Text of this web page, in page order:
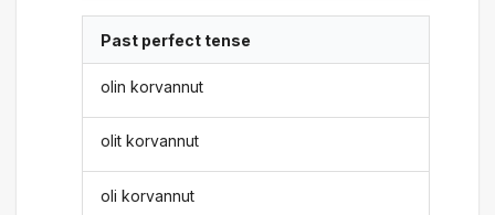
Past perfect tense
olin korvannut
olit korvannut
oli korvannut